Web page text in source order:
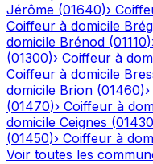
Jérôme (01640)›
Coiffeur à domicile
domicile Brénod (01110)
(01300)› Coiffeur à
Coiffeur à domicile
domicile Brion (01460)›
(01470)› Coiffeur à
domicile Ceignes (01430
(01450)› Coiffeur à
Voir toutes les